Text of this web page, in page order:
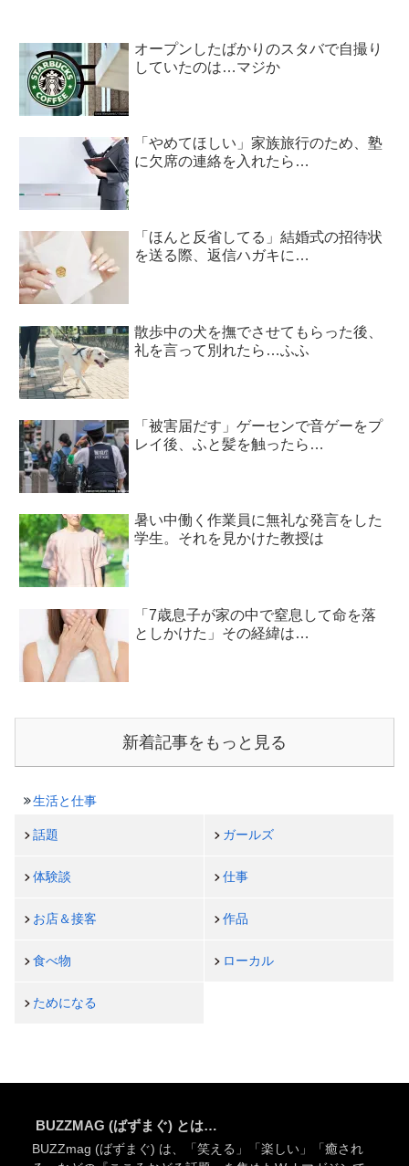
オープンしたばかりのスタバで自撮り
していたのは…マジか
「やめてほしい」家族旅行のため、塾
に欠席の連絡を入れたら…
「ほんと反省してる」結婚式の招待状
を送る際、返信ハガキに…
散歩中の犬を撫でさせてもらった後、
礼を言って別れたら…ふふ
「被害届だす」ゲーセンで音ゲーをプ
レイ後、ふと髪を触ったら…
暑い中働く作業員に無礼な発言をした
学生。それを見かけた教授は
「7歳息子が家の中で窒息して命を落
としかけた」その経緯は…
新着記事をもっと見る
生活と仕事
話題 ガールズ
体験談 仕事
お店＆接客 作品
食べ物 ローカル
ためになる
BUZZMAG (ばずまぐ) とは…
BUZZmag (ばずまぐ) は、「笑える」「楽しい」「癒され